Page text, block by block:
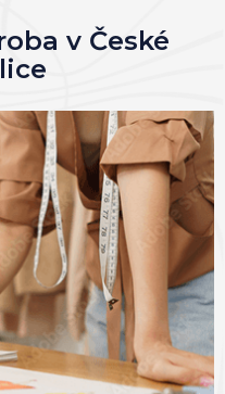
v České